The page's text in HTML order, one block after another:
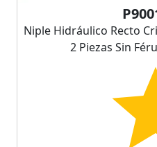
Niple Hidráulico Recto
2 Piezas Sin